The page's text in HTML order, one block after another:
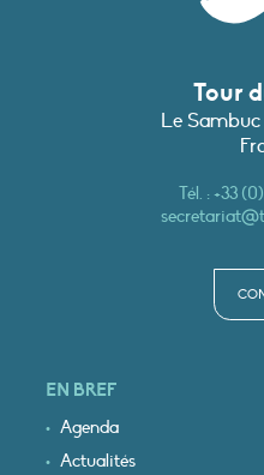
Tour
Le
Tél. : +33
EN BREF
Agenda
Actualités